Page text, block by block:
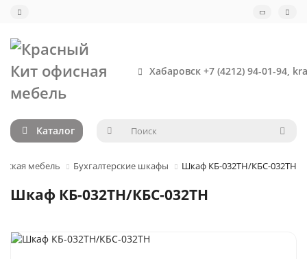
Хабаровск +7 (4212) 94-01-94,
Каталог
мебель Бухгалтерские шкафы Шкаф КБ-032ТН/КБС-032ТН
Шкаф КБ-032ТН/КБС-032ТН